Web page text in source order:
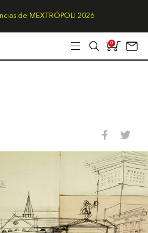
de MEXTRÓPOLI 2026
0